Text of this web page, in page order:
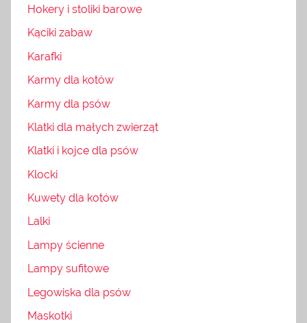
Hokery i stoliki barowe
Kąciki zabaw
Karafki
Karmy dla kotów
Karmy dla psów
Klatki dla małych zwierząt
Klatki i kojce dla psów
Klocki
Kuwety dla kotów
Lalki
Lampy ścienne
Lampy sufitowe
Legowiska dla psów
Maskotki